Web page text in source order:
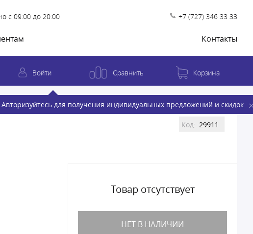
с 09:00 до 20:00 +7 (727) 346 33 33
Контакты
Войти
Авторизуйтесь для получения индивидуальных предложений и скидок
Сравнить Корзина
Код: 29911
Товар отсутствует
НЕТ В НАЛИЧИИ